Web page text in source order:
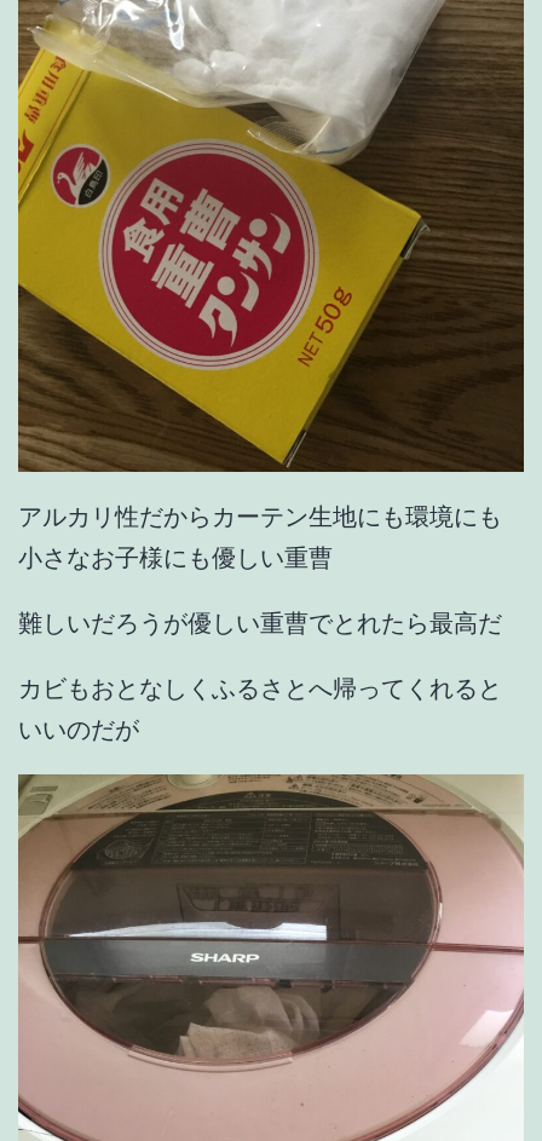
アルカリ性だからカーテン生地にも環境にも
小さなお子様にも優しい重曹
難しいだろうが優しい重曹でとれたら最高だ
カビもおとなしくふるさとへ帰ってくれると
いいのだが